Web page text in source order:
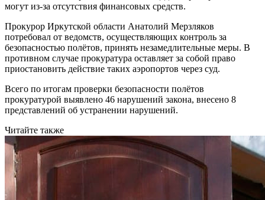
могут из-за отсутствия финансовых средств.
Прокурор Иркутской области Анатолий Мерзляков
потребовал от ведомств, осуществляющих контроль за
безопасностью полётов, принять незамедлительные меры. В
противном случае прокуратура оставляет за собой право
приостановить действие таких аэропортов через суд.
Всего по итогам проверки безопасности полётов
прокуратурой выявлено 46 нарушений закона, внесено 8
представлений об устранении нарушений.
Читайте также